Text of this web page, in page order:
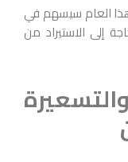
العام سيسهم في
إلى الاستيراد من